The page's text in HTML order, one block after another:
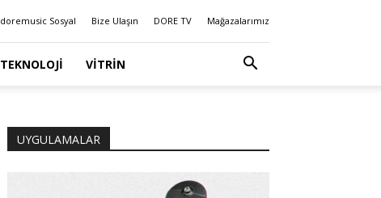
doremusic Sosyal Bize Ulaşın DORE TV Mağazalarımız
TEKNOLOJI VITRIN
UYGULAMALAR